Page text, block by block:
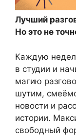
Лучший
Но это не
Каждую
в студии и
магию
шутим,
новости и
истории.
свободный